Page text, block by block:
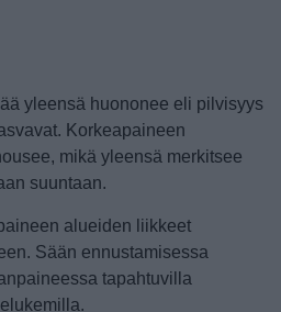
yleensä huononee eli pilvisyys
Korkeapaineen
mikä yleensä merkitsee
suuntaan.
alueiden liikkeet
Sään ennustamisessa
tapahtuvilla